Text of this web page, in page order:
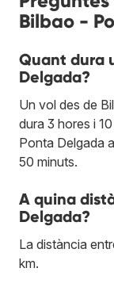
Bilbao -
Quant dura
Delgada?
Un vol des de
dura 3 hores i
Ponta Delgada
50 minuts.
A quina
Delgada?
La distància
km.